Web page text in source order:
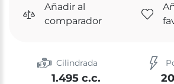
Añadir al
comparador
Cilindrada
1.495 c.c.